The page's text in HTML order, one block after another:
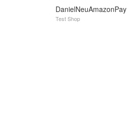
DanielNeuAmazonPay
Test Shop